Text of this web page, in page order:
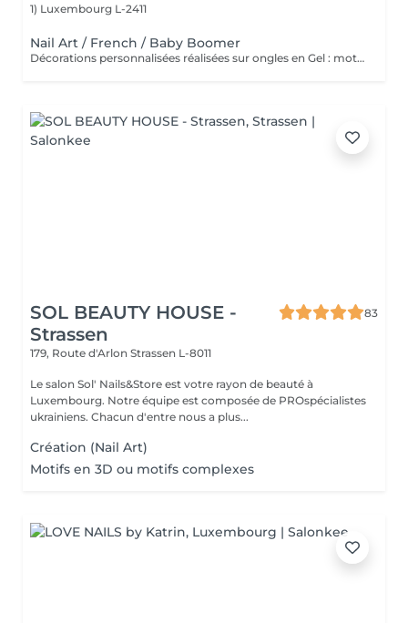
1) Luxembourg L-2411
Nail Art / French / Baby Boomer
Décorations personnalisées réalisées sur ongles en Gel : motifs, effets, strass ou designs artistiques. Prestation ajoutée à un service en Gel et semi permanent.
SOL BEAUTY HOUSE -
Strassen
83
179, Route d'Arlon Strassen L-8011
Le salon Sol' Nails&Store est votre rayon de beauté à
Luxembourg. Notre équipe est composée de PROspécialistes
ukrainiens. Chacun d'entre nous a plus...
Création (Nail Art)
Motifs en 3D ou motifs complexes